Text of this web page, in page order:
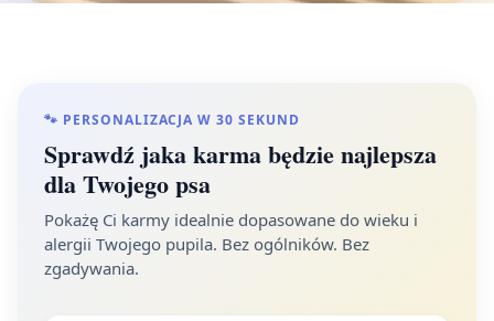
🐾 PERSONALIZACJA W 30 SEKUND
Sprawdź jaka karma będzie najlepsza
dla Twojego psa
Pokażę Ci karmy idealnie dopasowane do wieku i
alergii Twojego pupila. Bez ogólników. Bez
zgadywania.